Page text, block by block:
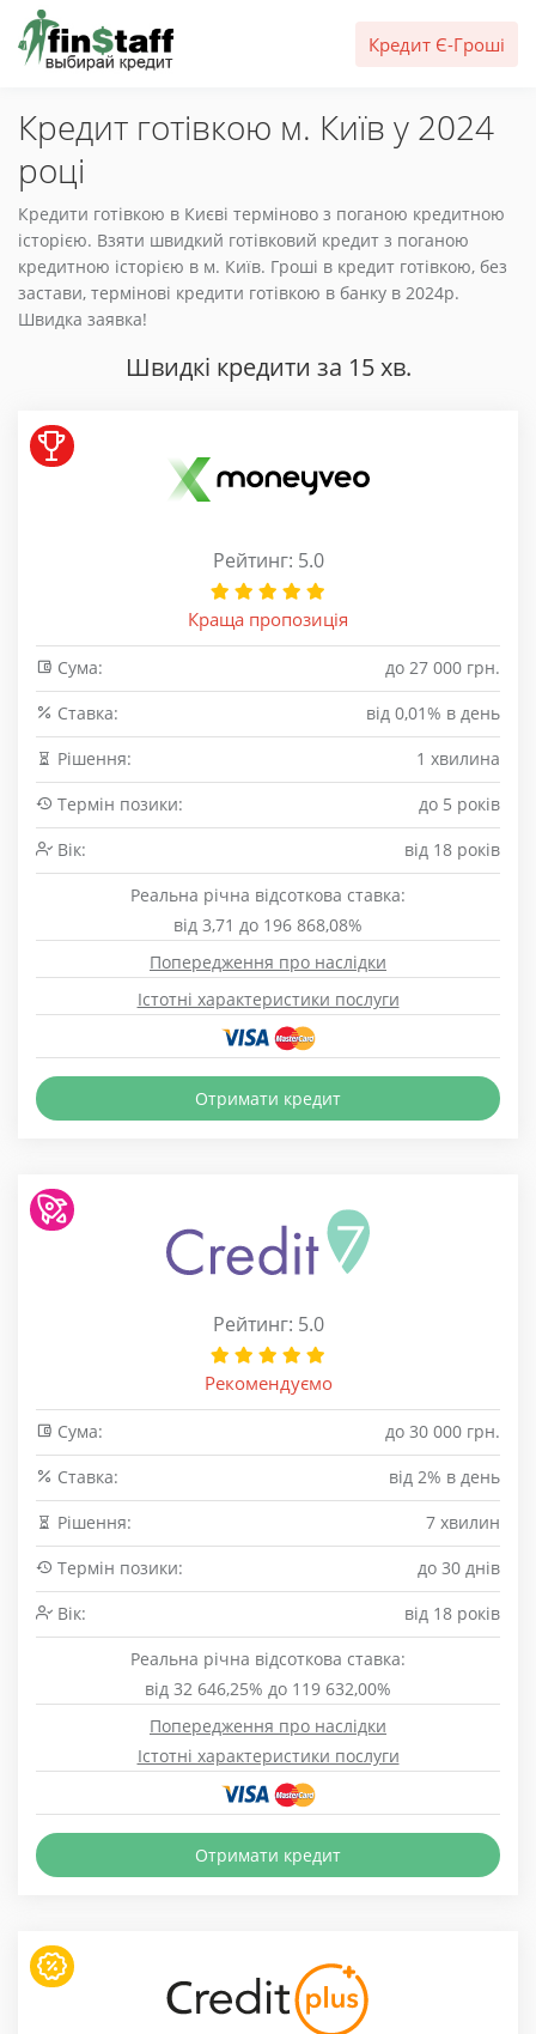
Кредит Є-Гроші
Кредит готівкою м. Київ у 2024
році
Кредити готівкою в Києві терміново з поганою кредитною
історією. Взяти швидкий готівковий кредит з поганою
кредитною історією в м. Київ. Гроші в кредит готівкою, без
застави, термінові кредити готівкою в банку в 2024р.
Швидка заявка!
Швидкі кредити за 15 хв.
Рейтинг: 5.0
Краща пропозиція
Сума:
до 27 000 грн.
Cтавка:
від 0,01% в день
Рішення:
1 хвилина
Термін позики:
до 5 років
Вік:
від 18 років
Реальна річна відсоткова ставка:
від 3,71 до 196 868,08%
Попередження про наслідки
Істотні характеристики послуги
Отримати кредит
Рейтинг: 5.0
Рекомендуємо
Сума:
до 30 000 грн.
Cтавка:
від 2% в день
Рішення:
7 хвилин
Термін позики:
до 30 днів
Вік:
від 18 років
Реальна річна відсоткова ставка:
від 32 646,25% до 119 632,00%
Попередження про наслідки
Істотні характеристики послуги
Отримати кредит